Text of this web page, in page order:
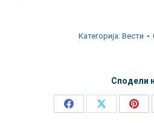
Категорија: Вести
Сподели
Share
Share